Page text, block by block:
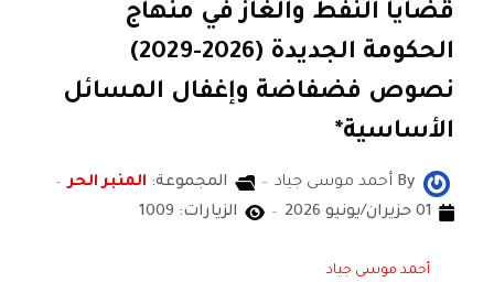
قضايا النفط والغاز في منهاج
الحكومة الجديدة (2026-2029)
نصوص فضفاضة وإغفال المسائل
الأساسية*
By أحمد موسى جياد المجموعة: المنبر الحر
01 حزيران/يونيو 2026
الزيارات: 1009
أحمد موسى جياد